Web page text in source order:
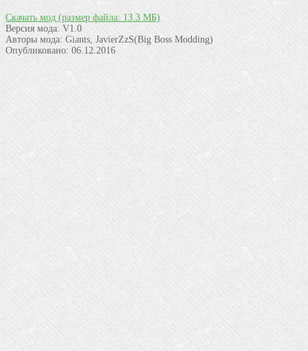
Скачать мод (размер файла: 13.3 МБ)
Версия мода: V1.0
Авторы мода: Giants, JavierZzS(Big Boss Modding)
Опубликовано: 06.12.2016